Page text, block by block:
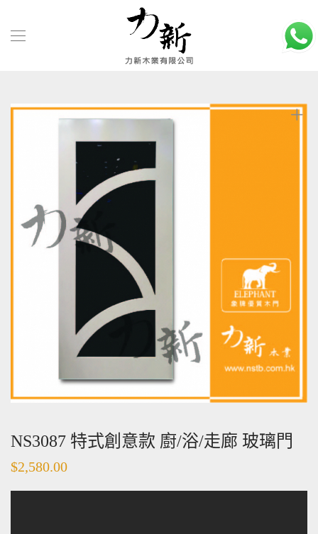
NS3087 特式創意款 廚/浴/走廊 玻璃門
$2,580.00